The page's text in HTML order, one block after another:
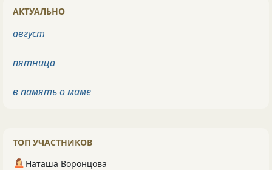
АКТУАЛЬНО
август
пятница
в память о маме
ТОП УЧАСТНИКОВ
Наташа Воронцова